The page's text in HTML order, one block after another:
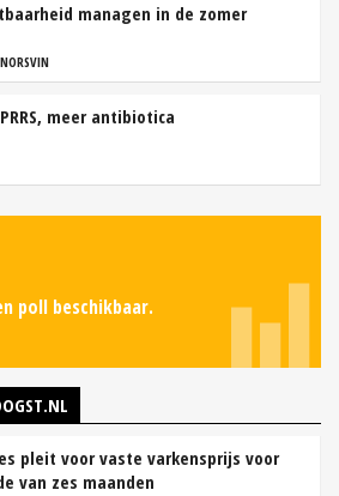
managen in de zomer
meer antibiotica
poll beschikbaar.
pleit voor vaste varkensprijs voor
van zes maanden